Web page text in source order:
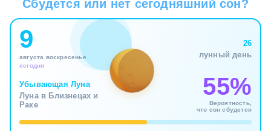
падающая?
Ровно вращающаяся юла во сне не всегда
тревожна. Иногда она показывает редкое умение
держать темп без паники, быстро
перестраиваться и не разваливаться под
давлением. Подсознание подчеркивает вашу
собранность, но одновременно напоминает о
цене такого режима: юла живет, пока раскручена,
а остановка может пугать сильнее самой
нагрузки.
Сбудется или нет сегодняшний сон?
9
августа воскресенье
сегодня
Убывающая Луна
Луна в Близнецах и
Раке
26
лунный день
55%
Вероятность,
что сон сбудется